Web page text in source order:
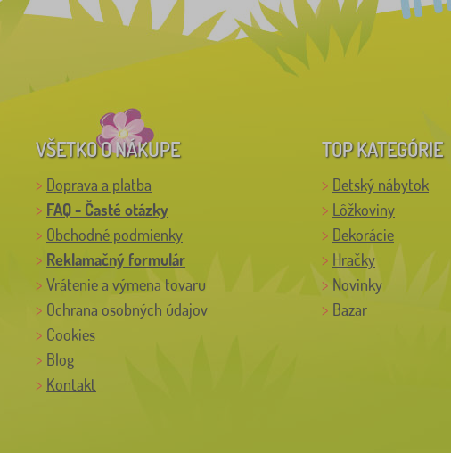
VŠETKO O NÁKUPE
Doprava a platba
FAQ - Časté otázky
Obchodné podmienky
Reklamačný formulár
Vrátenie a výmena tovaru
Ochrana osobných údajov
Cookies
Blog
Kontakt
TOP KATEGÓRIE
Detský nábytok
Lôžkoviny
Dekorácie
Hračky
Novinky
Bazar